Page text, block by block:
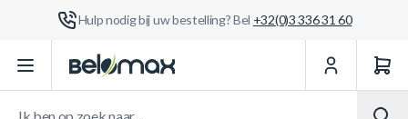
Hulp nodig bij uw bestelling? Bel +32(0)3 336 31 60
Ga naar de inhoud